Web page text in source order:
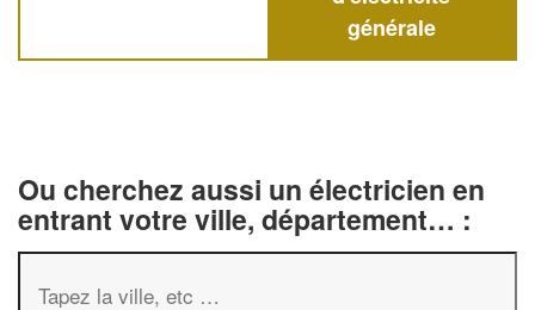
générale
Ou cherchez aussi un électricien en
entrant votre ville, département… :